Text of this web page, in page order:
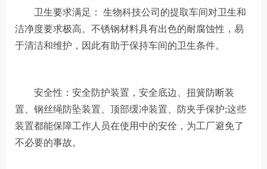
卫生要求满足：
生物科技公司的提取车间对卫生和
洁净度要求极高。不锈钢材料具有出色的耐腐蚀性，易
于清洁和维护，因此有助于保持车间的卫生条件。
安全性： 安全防护装置，安全底边、扭簧防断装
置、钢丝绳防坠装置、顶部缓冲装置、防夹手保护;这些
装置都能保障工作人员在使用中的安佺，为工厂避免了
不必要的事故。